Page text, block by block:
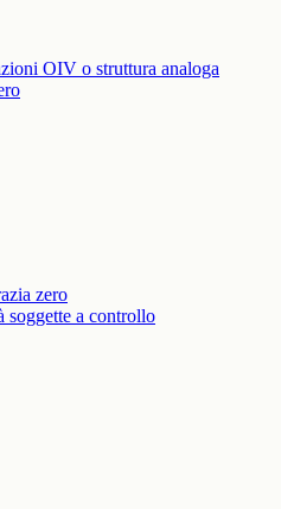
OIV o struttura analoga
zero
soggette a controllo